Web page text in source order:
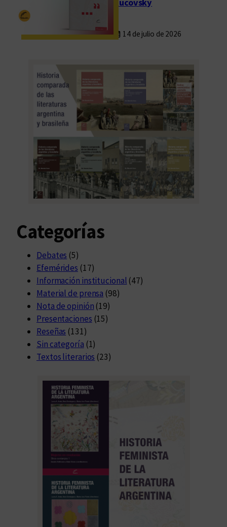
Rucovsky
14 de julio de 2026
Categorías
Debates (5)
Efemérides (17)
Información institucional (47)
Material de prensa (98)
Nota de opinión (19)
Presentaciones (15)
Reseñas (131)
Sin categoría (1)
Textos literarios (23)